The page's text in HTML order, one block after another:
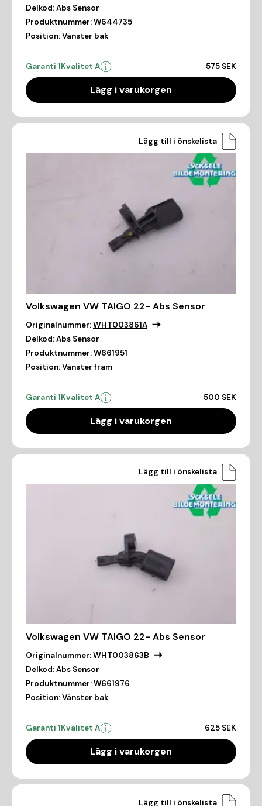
Delkod:Abs Sensor
Produktnummer:W644735
Position:Vänster bak
Garanti 1Kvalitet A 575 SEK
Lägg i varukorgen
Lägg till i önskelista
Volkswagen VW TAIGO 22- Abs Sensor
Originalnummer:WHT003861A
Delkod:Abs Sensor
Produktnummer:W661951
Position:Vänster fram
Garanti 1Kvalitet A 500 SEK
Lägg i varukorgen
Lägg till i önskelista
Volkswagen VW TAIGO 22- Abs Sensor
Originalnummer:WHT003863B
Delkod:Abs Sensor
Produktnummer:W661976
Position:Vänster bak
Garanti 1Kvalitet A 625 SEK
Lägg i varukorgen
Lägg till i önskelista